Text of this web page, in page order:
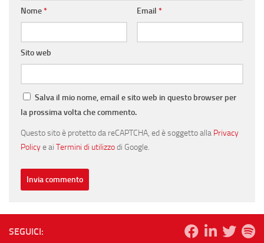
Nome* Email *
Sito web
Salva il mio nome, email e sito web in questo browser per
la prossima volta che commento.
Questo sito è protetto da reCAPTCHA, ed è soggetto alla Privacy
Policye ai Termini di utilizzodi Google.
SEGUICI: